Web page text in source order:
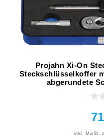
Projahn Xi-On
Steckschlüsselkoffer
abgerundete
inkl. MwSt.